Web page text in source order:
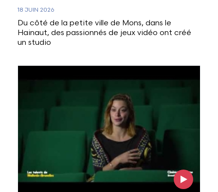
18 JUIN 2026
Du côté de la petite ville de Mons, dans le
Hainaut, des passionnés de jeux vidéo ont créé
un studio